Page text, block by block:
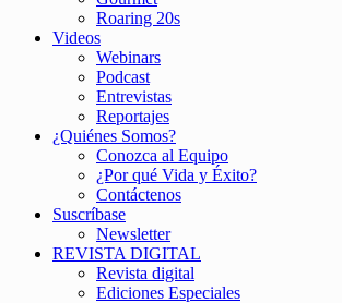
Roaring 20s
Videos
Webinars
Podcast
Entrevistas
Reportajes
¿Quiénes Somos?
Conozca al Equipo
¿Por qué Vida y Éxito?
Contáctenos
Suscríbase
Newsletter
REVISTA DIGITAL
Revista digital
Ediciones Especiales